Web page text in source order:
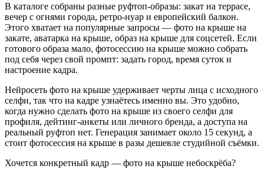
В каталоге собраны разные руфтоп-образы: закат на террасе,
вечер с огнями города, ретро-нуар и европейский балкон.
Этого хватает на популярные запросы — фото на крыше на
закате, аватарка на крыше, образ на крыше для соцсетей. Если
готового образа мало, фотосессию на крыше можно собрать
под себя через свой промпт: задать город, время суток и
настроение кадра.
Нейросеть фото на крыше удерживает черты лица с исходного
селфи, так что на кадре узнаётесь именно вы. Это удобно,
когда нужно сделать фото на крыше из своего селфи для
профиля, дейтинг-анкеты или личного бренда, а доступа на
реальный руфтоп нет. Генерация занимает около 15 секунд, а
стоит фотосессия на крыше в разы дешевле студийной съёмки.
Хочется конкретный кадр — фото на крыше небоскрёба?